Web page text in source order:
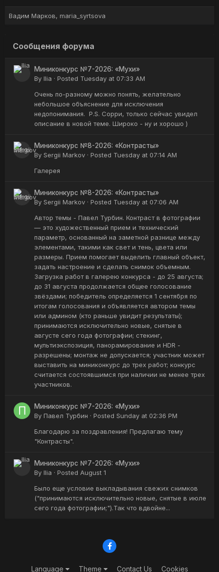
Вадим Марков maria_syrtsova
Сообщения форума
Миниконкурс №7-2026: «Мухи»
By Ilia · Posted Tuesday at 07:33 AM
Очень по-разному можно понять, желательно
небольшое объяснение для исключения
недопонимания. P.S. Сорри, только сейчас увидел
описание в новой теме. Широко - ну и хорошо )
Миниконкурс №8-2026: «Контрасты»
By Sergii Markov · Posted Tuesday at 07:14 AM
Галерея
Миниконкурс №8-2026: «Контрасты»
By Sergii Markov · Posted Tuesday at 07:06 AM
Автор темы - Павел Турбин. Контраст в фотографии
— это художественный прием и технический
параметр, основанный на заметной разнице между
элементами, такими как свет и тень, цвета или
размеры. Прием помогает выделить главный объект,
задать настроение и сделать снимок объемным.
Загрузка работ в галерею конкурса - до 25 августа;
до 31 августа продолжается общее голосование
звёздами; победитель определяется 1 сентября по
итогам голосования и объявляется автором темы
или админом (кто раньше увидит результаты);
принимаются исключительно новые, снятые в
августе сего года фотографии; стекинг,
мультиэкспозиция, панорамирование и HDR -
разрешены; монтаж не допускается; участник может
выставить на миниконкурс до трех работ; конкурс
считается состоявшимся при наличии не менее трех
участников.
Миниконкурс №7-2026: «Мухи»
By Павел Турбин · Posted Sunday at 02:36 PM
Благодарю за поздравления! Предлагаю тему
"Контрасты".
Миниконкурс №7-2026: «Мухи»
By Ilia · Posted August 1
Было еще условие выкладывания свежих снимков
("принимаются исключительно новые, снятые в июле
сего года фотографии;").Так что вдвойне...
Language Theme Contact Us Cookies